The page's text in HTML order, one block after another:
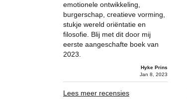
emotionele ontwikkeling,
burgerschap, creatieve vorming,
stukje wereld oriëntatie en
filosofie. Blij met dit door mij
eerste aangeschafte boek van
2023.
Hyke Prins
Jan 8, 2023
Lees meer recensies